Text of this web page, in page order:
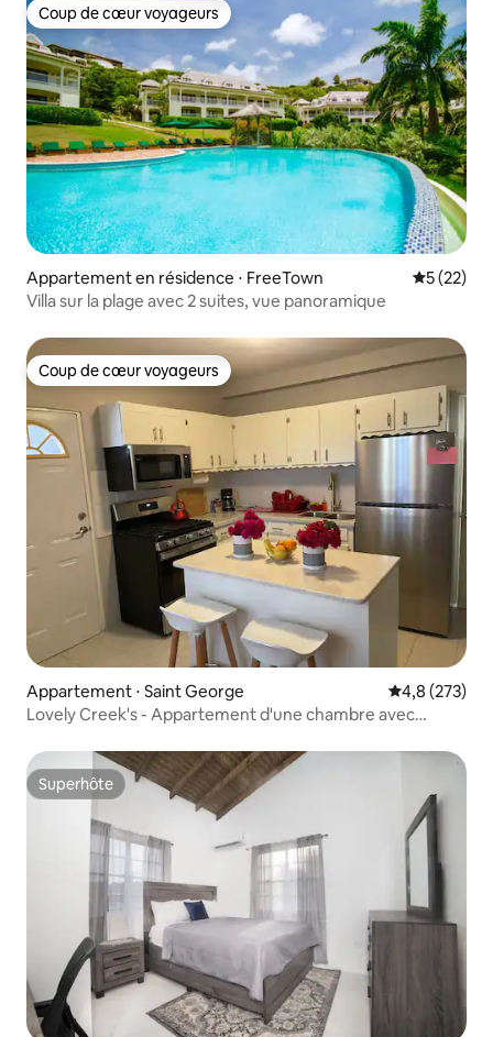
Coup de cœur voyageurs
Coup de cœur voyageurs
Appartement en résidence ⋅ FreeTown
5 (22)
Villa sur la plage avec 2 suites, vue panoramique
Coup de cœur voyageurs
Coup de cœur voyageurs
Appartement ⋅ Saint George Évaluation
4,8 (273)
Lovely Creek's - Appartement d'une chambre avec
Superhôte
Superhôte